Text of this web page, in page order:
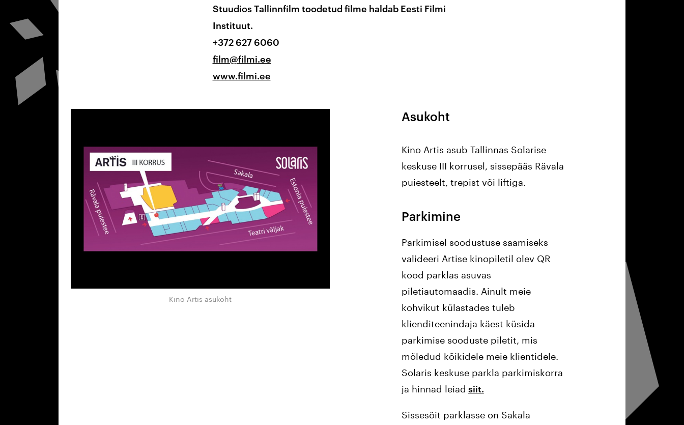
Stuudios Tallinnfilm toodetud filme haldab Eesti Filmi
Instituut.
+372 627 6060
film@filmi.ee
www.filmi.ee
Kino Artis asukoht
Asukoht
Kino Artis asub Tallinnas Solarise
keskuse III korrusel, sissepääs Rävala
puiesteelt, trepist või liftiga.
Parkimine
Parkimisel soodustuse saamiseks
valideeri Artise kinopiletil olev QR
kood parklas asuvas
piletiautomaadis. Ainult meie
kohvikut külastades tuleb
klienditeenindaja käest küsida
parkimise sooduste piletit, mis
mõledud kõikidele meie klientidele.
Solaris keskuse parkla parkimiskorra
ja hinnad leiad siit.
Sissesõit parklasse on Sakala